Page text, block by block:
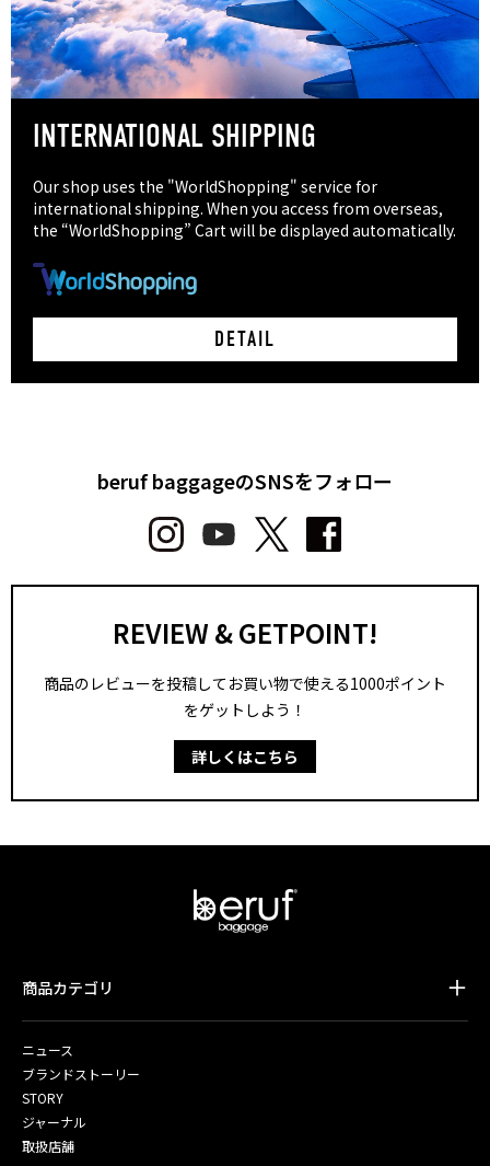
INTERNATIONAL SHIPPING
Our shop uses the "WorldShopping" service for
international shipping. When you access from overseas,
the “WorldShopping” Cart will be displayed automatically.
DETAIL
beruf baggageのSNSをフォロー
REVIEW & GETPOINT!
商品のレビューを投稿してお買い物で使える1000ポイント
をゲットしよう！
詳しくはこちら
商品カテゴリ
ニュース
ブランドストーリー
STORY
ジャーナル
取扱店舗